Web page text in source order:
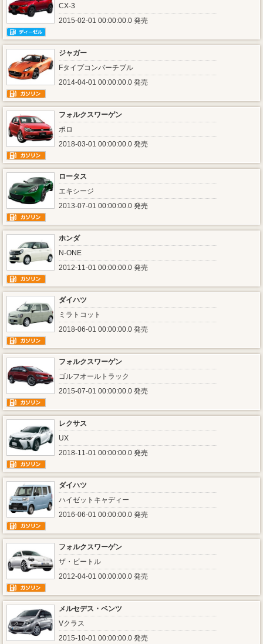
CX-3
2015-02-01 00:00:00.0 発売
ジャガー
Fタイプコンバーチブル
2014-04-01 00:00:00.0 発売
フォルクスワーゲン
ポロ
2018-03-01 00:00:00.0 発売
ロータス
エキシージ
2013-07-01 00:00:00.0 発売
ホンダ
N-ONE
2012-11-01 00:00:00.0 発売
ダイハツ
ミラトコット
2018-06-01 00:00:00.0 発売
フォルクスワーゲン
ゴルフオールトラック
2015-07-01 00:00:00.0 発売
レクサス
UX
2018-11-01 00:00:00.0 発売
ダイハツ
ハイゼットキャディー
2016-06-01 00:00:00.0 発売
フォルクスワーゲン
ザ・ビートル
2012-04-01 00:00:00.0 発売
メルセデス・ベンツ
Vクラス
2015-10-01 00:00:00.0 発売